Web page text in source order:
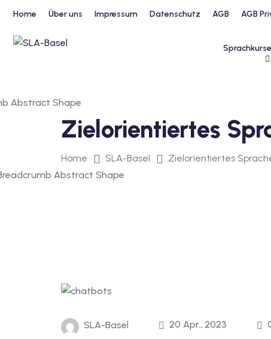
Home Über uns Impressum Datenschutz AGB AGB
Sprachkurse
Zielorientiertes
Home SLA-Basel Zielorientiertes
SLA-Basel 20 Apr., 2023